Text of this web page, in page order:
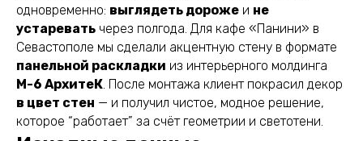
одновременно: выглядеть дороже и не
устаревать через полгода. Для кафе «Панини» в
Севастополе мы сделали акцентную стену в формате
панельной раскладки из интерьерного молдинга
М-6 АрхитеК. После монтажа клиент покрасил декор
в цвет стен — и получил чистое, модное решение,
которое “работает” за счёт геометрии и светотени.